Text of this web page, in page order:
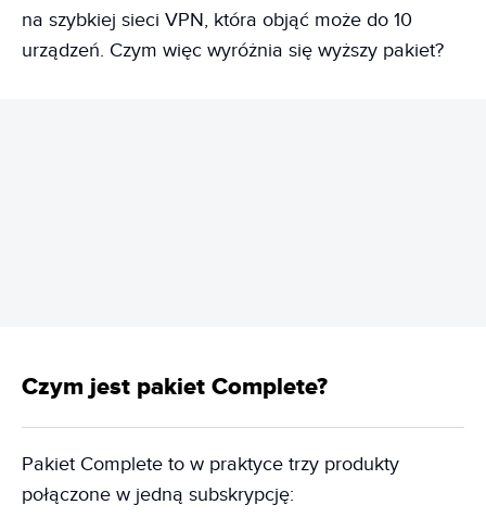
na szybkiej sieci VPN, która objąć może do 10
urządzeń. Czym więc wyróżnia się wyższy pakiet?
Czym jest pakiet Complete?
Pakiet Complete to w praktyce trzy produkty
połączone w jedną subskrypcję: